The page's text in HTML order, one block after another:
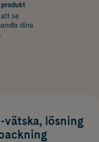
produkt
att se
dina
vätska, lösning